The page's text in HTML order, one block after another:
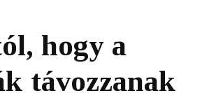
hogy a
távozzanak